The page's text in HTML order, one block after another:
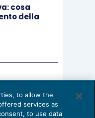
cosa
della
dello Studio:
della
to allow the
services as
to use data